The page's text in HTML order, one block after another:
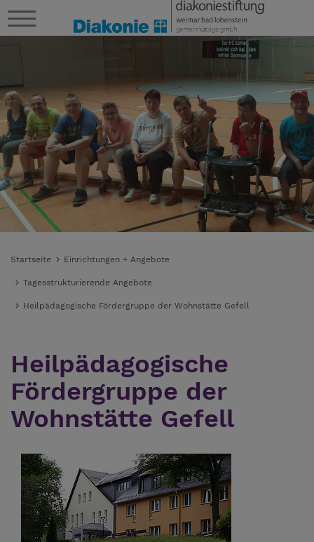
Startseite Einrichtungen + Angebote
Tagesstrukturierende Angebote
Heilpädagogische Fördergruppe der Wohnstätte Gefell
Heilpädagogische
Fördergruppe der
Wohnstätte Gefell